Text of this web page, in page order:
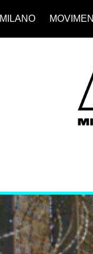
MILANO